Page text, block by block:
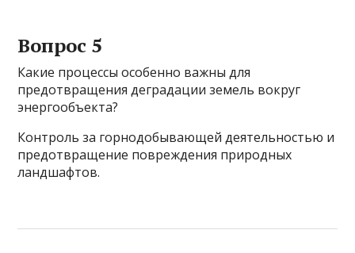
Вопрос 5
Какие процессы особенно важны для
предотвращения деградации земель вокруг
энергообъекта?
Контроль за горнодобывающей деятельностью и
предотвращение повреждения природных
ландшафтов.